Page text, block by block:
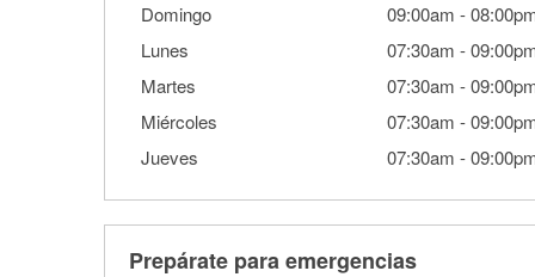
Domingo
09:00am -
Lunes
07:30am -
Martes
07:30am -
Miércoles
07:30am -
Jueves
07:30am -
Prepárate para emergencias